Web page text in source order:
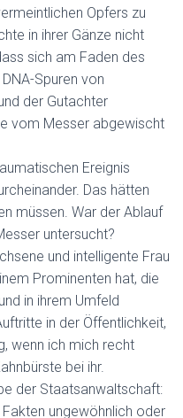
Opfers zu
in ihrer Gänze nicht
sich am Faden des
Spuren von
der Gutachter
vom Messer abgewischt
Ereignis
Das hätten
müssen. War der Ablauf
untersucht?
und intelligente Frau
Prominenten hat, die
in ihrem Umfeld
in der Öffentlichkeit,
wenn ich mich recht
bei ihr.
der Staatsanwaltschaft:
ungewöhnlich oder